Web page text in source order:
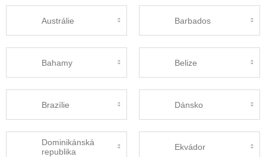
Austrálie Barbados
Bahamy Belize
Brazílie Dánsko
Dominikánská
republika
Ekvádor